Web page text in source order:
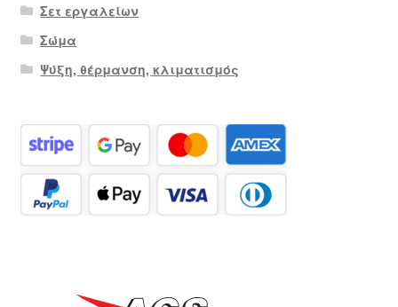
Σετ εργαλείων
Σώμα
Ψύξη, θέρμανση, κλιματισμός